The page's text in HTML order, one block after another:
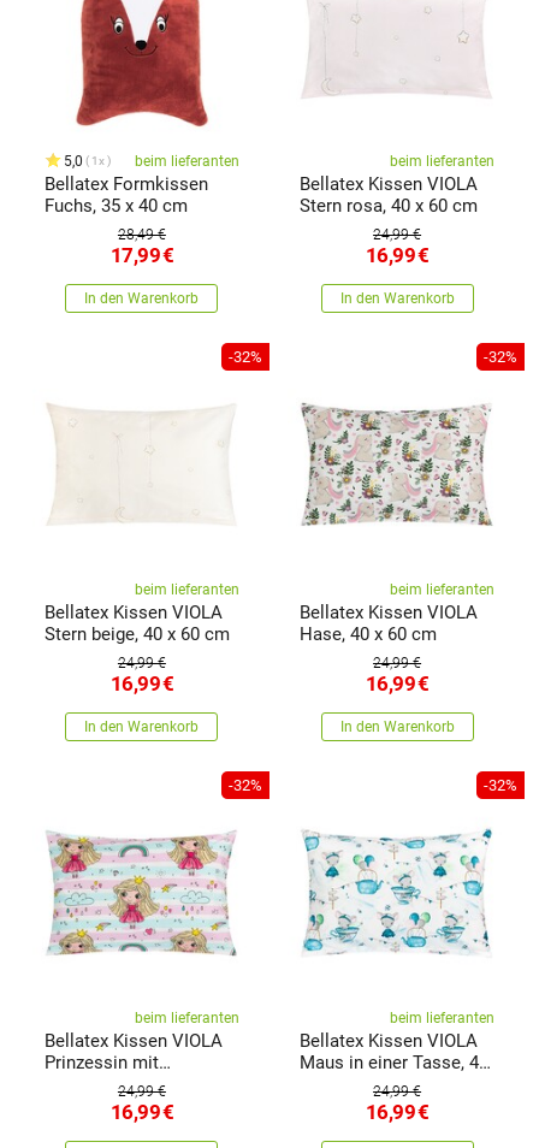
5,0 1x beim lieferanten
Bellatex Formkissen
Fuchs, 35 x 40 cm
28,49 €
17,99€
In den Warenkorb
beim lieferanten
Bellatex Kissen VIOLA
Stern rosa, 40 x 60 cm
24,99 €
16,99€
In den Warenkorb
-32%
beim lieferanten
Bellatex Kissen VIOLA
Stern beige, 40 x 60 cm
24,99 €
16,99€
In den Warenkorb
-32%
beim lieferanten
Bellatex Kissen VIOLA
Hase, 40 x 60 cm
24,99 €
16,99€
In den Warenkorb
-32%
beim lieferanten
Bellatex Kissen VIOLA
Prinzessin mit
Regenbogen, 40 x 60 cm
24,99 €
16,99€
-32%
beim lieferanten
Bellatex Kissen VIOLA
Maus in einer Tasse, 40
24,99 €
16,99€